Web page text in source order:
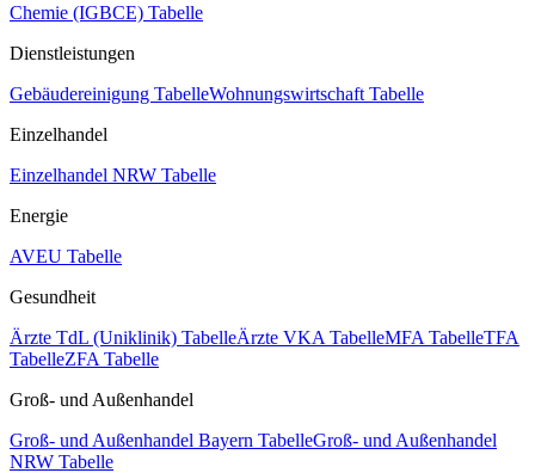
Chemie (IGBCE) Tabelle
Dienstleistungen
Gebäudereinigung TabelleWohnungswirtschaft Tabelle
Einzelhandel
Einzelhandel NRW Tabelle
Energie
AVEU Tabelle
Gesundheit
Ärzte TdL (Uniklinik) TabelleÄrzte VKA TabelleMFA TabelleTFA
TabelleZFA Tabelle
Groß- und Außenhandel
Groß- und Außenhandel Bayern TabelleGroß- und Außenhandel
NRW Tabelle